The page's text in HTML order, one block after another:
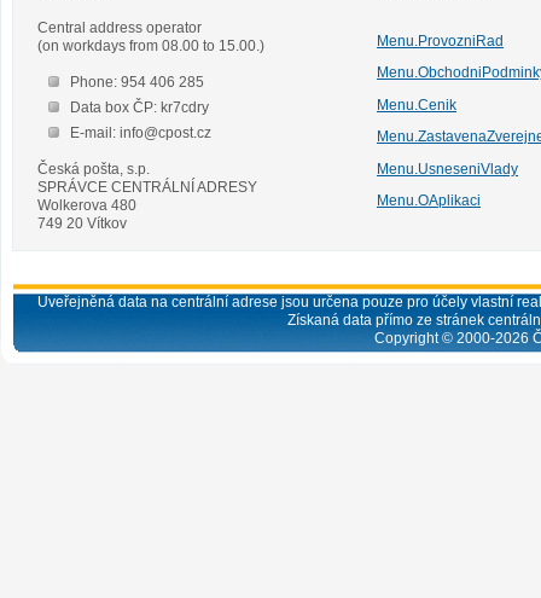
Central address operator
(on workdays from 08.00 to 15.00.)
Phone: 954 406 285
Data box ČP: kr7cdry
E-mail: info@cpost.cz
Česká pošta, s.p.
SPRÁVCE CENTRÁLNÍ ADRESY
Wolkerova 480
749 20 Vítkov
Menu.ProvozniRad
Menu.Cenik
Menu.UsneseniVlady
Menu.OAplikaci
Uveřejněná data na centrální adrese jsou určena pouze pro účely vlastní
Získaná data přímo ze stránek
Copyright © 2000-2026